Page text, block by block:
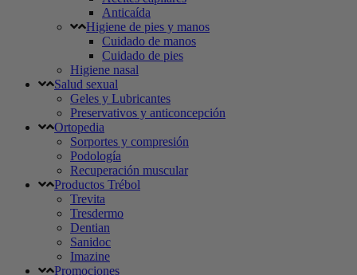
Anticaída
Higiene de pies y manos
Cuidado de manos
Cuidado de pies
Higiene nasal
Salud sexual
Geles y Lubricantes
Preservativos y anticoncepción
Ortopedia
Sorportes y compresión
Podología
Recuperación muscular
Productos Trébol
Trevita
Tresdermo
Dentian
Sanidoc
Imazine
Promociones